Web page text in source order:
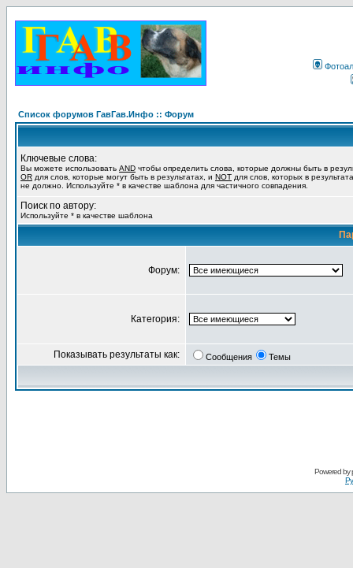
Список форумов ГавГав.Инфо :: Форум
Ключевые слова:
Вы можете использовать AND чтобы определить слова, которые должны быть в
OR для слов, которые могут быть в результатах, и NOT для слов, которых в
не должно. Используйте * в качестве шаблона для частичного совпадения.
Поиск по автору:
Используйте * в качестве шаблона
Форум:
Категория:
Показывать результаты как: Сообщения Темы
Powered by